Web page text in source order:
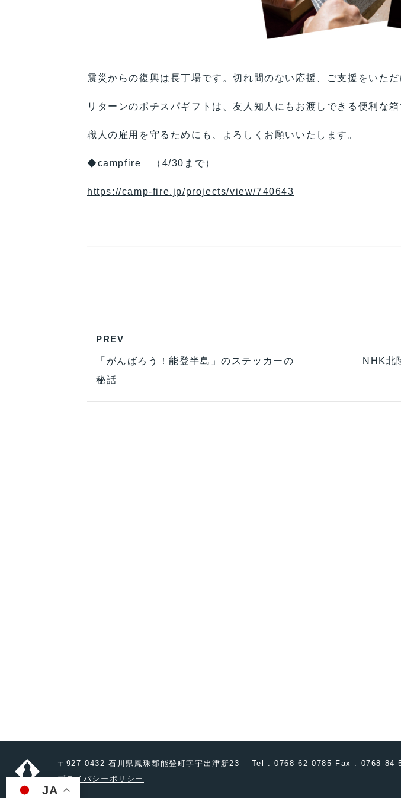
震災からの復興は長丁場です。切れ間のない応援、ご支援をいただ
リターンのポチスパギフトは、友人知人にもお渡しできる便利な箱
職人の雇用を守るためにも、よろしくお願いいたします。
◆campfire （4/30まで）
https://camp-fire.jp/projects/view/740643
PREV
「がんばろう！能登半島」のステッカーの
秘話
NHK北
〒927-0432 石川県鳳珠郡能登町字宇出津新23 Tel : 0768-62-0785 Fax : 0768-84-
プライバシーポリシー
JA